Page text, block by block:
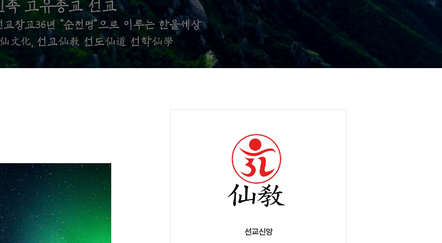
선교신앙